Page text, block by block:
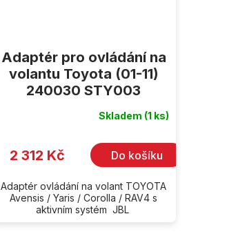
Adaptér pro ovládání na
volantu Toyota (01-11)
240030 STY003
Skladem (1 ks)
2 312 Kč Do košíku
Adaptér ovládání na volant TOYOTA
Avensis / Yaris / Corolla / RAV4 s
aktivním systém JBL